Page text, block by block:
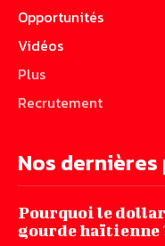
Opportunités
Vidéos
Plus
Recrutement
Nos
Pourquoi le
gourde haïtienne